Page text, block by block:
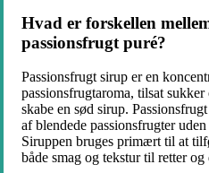
Hvad er forskellen
passionsfrugt puré?
Passionsfrugt sirup er en
passionsfrugtaroma, tilsat
skabe en sød sirup.
af blendede passionsfrugter
Siruppen bruges primært til at
både smag og tekstur til retter og